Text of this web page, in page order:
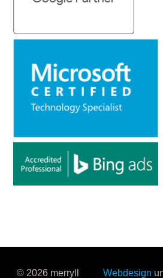
© 2026 merryll Webdesign